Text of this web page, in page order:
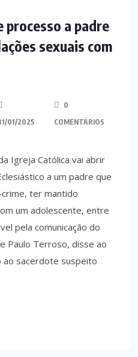
processo a padre
sexuais com
01/2025
0
COMENTÁRIOS
Igreja Católica vai abrir
a um padre que
ter mantido
um adolescente, entre
pela comunicação do
Paulo Terroso, disse ao
ao sacerdote suspeito